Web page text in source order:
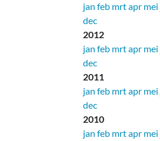
jan feb mrtapr mei
dec
2012
jan feb mrtapr mei
dec
2011
jan feb mrtapr mei
dec
2010
jan feb mrtapr mei